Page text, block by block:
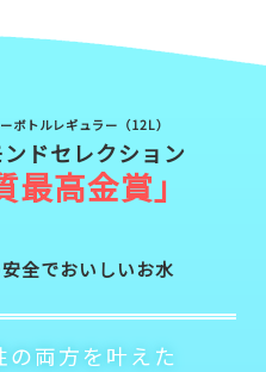
ボトルレギュラー（12L）
ドセレクション
最高金賞 」
全でおいしいお水
の両方を叶えた